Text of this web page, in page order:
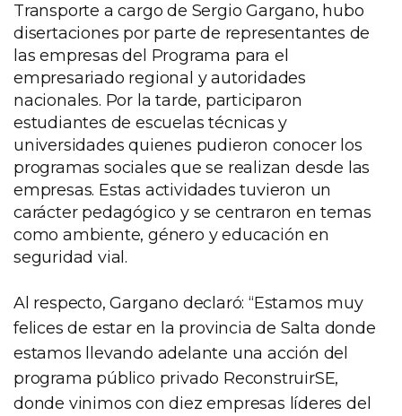
Transporte a cargo de Sergio Gargano, hubo
disertaciones por parte de representantes de
las empresas del Programa para el
empresariado regional y autoridades
nacionales. Por la tarde, participaron
estudiantes de escuelas técnicas y
universidades quienes pudieron conocer los
programas sociales que se realizan desde las
empresas. Estas actividades tuvieron un
carácter pedagógico y se centraron en temas
como ambiente, género y educación en
seguridad vial.
Al respecto, Gargano declaró: “Estamos muy
felices de estar en la provincia de Salta donde
estamos llevando adelante una acción del
programa público privado ReconstruirSE,
donde vinimos con diez empresas líderes del